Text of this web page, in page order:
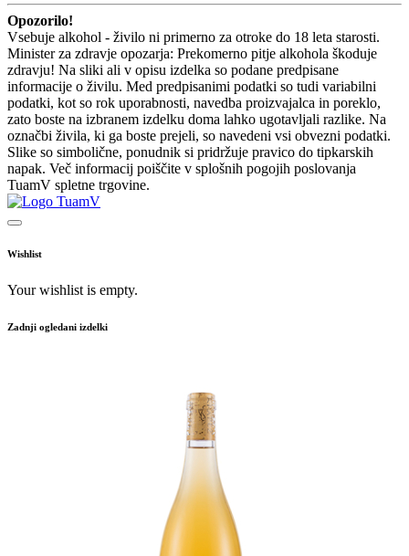
Opozorilo!
Vsebuje alkohol - živilo ni primerno za otroke do 18 leta starosti.
Minister za zdravje opozarja: Prekomerno pitje alkohola škoduje
zdravju! Na sliki ali v opisu izdelka so podane predpisane
informacije o živilu. Med predpisanimi podatki so tudi variabilni
podatki, kot so rok uporabnosti, navedba proizvajalca in poreklo,
zato boste na izbranem izdelku doma lahko ugotavljali razlike. Na
označbi živila, ki ga boste prejeli, so navedeni vsi obvezni podatki.
Slike so simbolične, ponudnik si pridržuje pravico do tipkarskih
napak. Več informacij poiščite v splošnih pogojih poslovanja
TuamV spletne trgovine.
Wishlist
Your wishlist is empty.
Zadnji ogledani izdelki